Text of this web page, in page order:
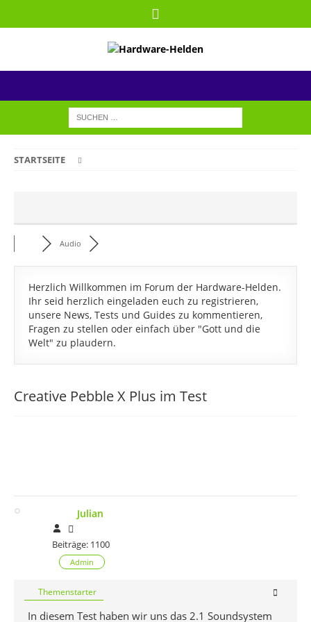
STARTSEITE
Audio
Herzlich Willkommen im Forum der Hardware-Helden.
Ihr seid herzlich eingeladen euch zu registrieren,
unsere News, Tests und Guides zu kommentieren,
Fragen zu stellen oder einfach über "Gott und die
Welt" zu plaudern.
Creative Pebble X Plus im Test
Julian
Beiträge: 1100
Admin
Themenstarter
In diesem Test haben wir uns das 2.1 Soundsystem